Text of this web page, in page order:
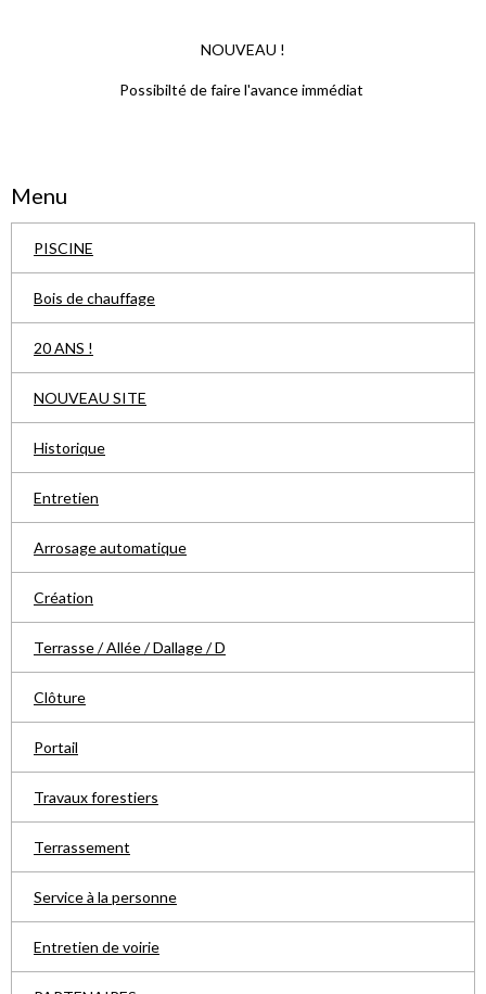
NOUVEAU !
Possibilté de faire l'avance immédiat
Menu
PISCINE
Bois de chauffage
20 ANS !
NOUVEAU SITE
Historique
Entretien
Arrosage automatique
Création
Terrasse / Allée / Dallage / D
Clôture
Portail
Travaux forestiers
Terrassement
Service à la personne
Entretien de voirie